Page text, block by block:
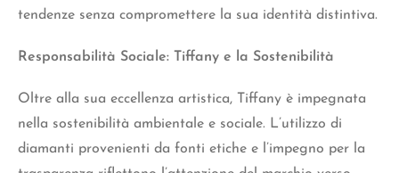
tendenze senza compromettere la sua identità distintiva.
Responsabilità Sociale: Tiffany e la Sostenibilità
Oltre alla sua eccellenza artistica, Tiffany è impegnata
nella sostenibilità ambientale e sociale. L’utilizzo di
diamanti provenienti da fonti etiche e l’impegno per la